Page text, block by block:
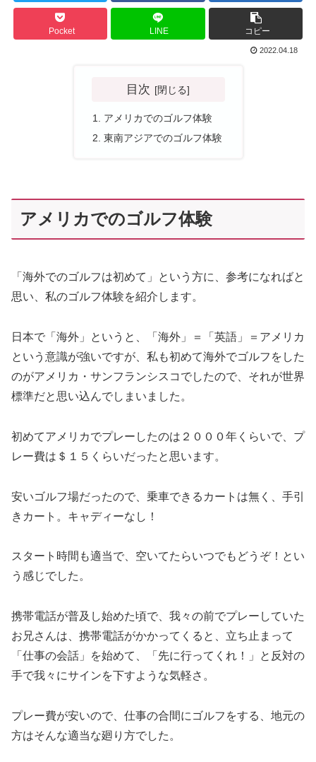
Pocket LINE コピー
2022.04.18
目次
アメリカでのゴルフ体験
東南アジアでのゴルフ体験
アメリカでのゴルフ体験
「海外でのゴルフは初めて」という方に、参考になればと
思い、私のゴルフ体験を紹介します。
日本で「海外」というと、「海外」＝「英語」＝アメリカ
という意識が強いですが、私も初めて海外でゴルフをした
のがアメリカ・サンフランシスコでしたので、それが世界
標準だと思い込んでしまいました。
初めてアメリカでプレーしたのは２０００年くらいで、プ
レー費は＄１５くらいだったと思います。
安いゴルフ場だったので、乗車できるカートは無く、手引
きカート。キャディーなし！
スタート時間も適当で、空いてたらいつでもどうぞ！とい
う感じでした。
携帯電話が普及し始めた頃で、我々の前でプレーしていた
お兄さんは、携帯電話がかかってくると、立ち止まって
「仕事の会話」を始めて、「先に行ってくれ！」と反対の
手で我々にサインを下すような気軽さ。
プレー費が安いので、仕事の合間にゴルフをする、地元の
方はそんな適当な廻り方でした。